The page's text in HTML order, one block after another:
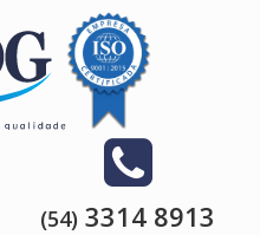
(54) 3314 8913